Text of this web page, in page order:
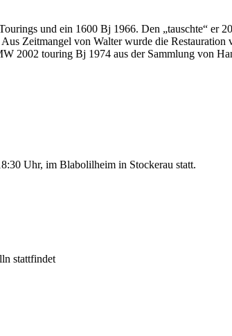
und ein 1600 Bj 1966. Den „tauschte“ er
Zeitmangel von Walter wurde die
2002 touring Bj 1974 aus der Sammlung von
Uhr, im Blabolilheim in Stockerau statt.
stattfindet